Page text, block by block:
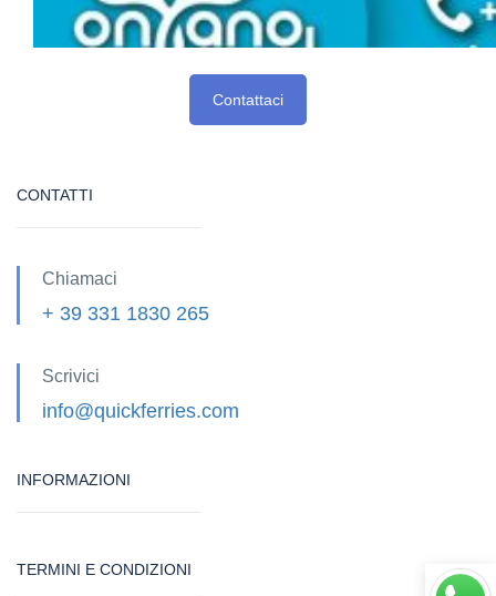
Contattaci
CONTATTI
Chiamaci
+ 39 331 1830 265
Scrivici
info@quickferries.com
INFORMAZIONI
TERMINI E CONDIZIONI